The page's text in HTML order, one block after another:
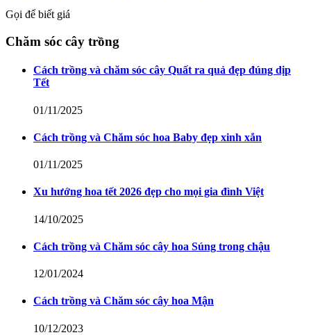
Gọi để biết giá
Chăm sóc cây trồng
Cách trồng và chăm sóc cây Quất ra quả đẹp đúng dịp
Tết
01/11/2025
Cách trồng và Chăm sóc hoa Baby đẹp xinh xắn
01/11/2025
Xu hướng hoa tết 2026 đẹp cho mọi gia đình Việt
14/10/2025
Cách trồng và Chăm sóc cây hoa Súng trong chậu
12/01/2024
Cách trồng và Chăm sóc cây hoa Mận
10/12/2023